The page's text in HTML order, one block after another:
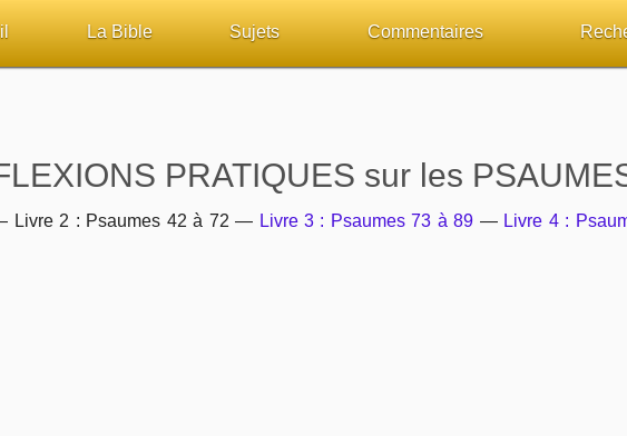
La Bible Sujets Commentaires
PRATIQUES sur les
Livre 2 : Psaumes 42 à 72 — Livre 3 : Psaumes 73 à 89 — Livre 4 :